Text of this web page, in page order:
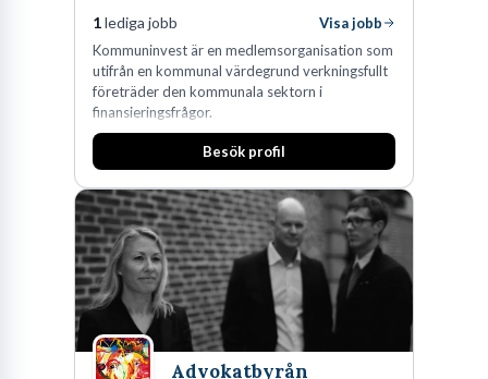
1lediga jobb
Visa jobb
Kommuninvest är en medlemsorganisation som
utifrån en kommunal värdegrund verkningsfullt
företräder den kommunala sektorn i
finansieringsfrågor.
Besök profil
Advokatbyrån